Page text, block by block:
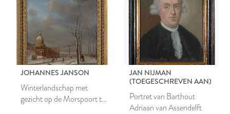
JOHANNES JANSON
Winterlandschap met
gezicht op de Morspoort te
JAN NIJMAN
(TOEGESCHREVEN AAN)
Portret van Barthout
Adriaan van Assendelft